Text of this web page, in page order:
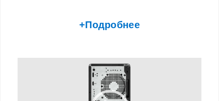
+Подробнее
Video Player